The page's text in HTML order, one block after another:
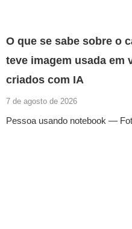
O que se sabe sobre o
teve imagem usada em
criados com IA
7 de agosto de 2026
Pessoa usando notebook —